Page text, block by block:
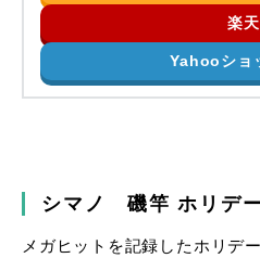
楽天
Yahooショ
シマノ 磯竿 ホリデ
メガヒットを記録したホリデ